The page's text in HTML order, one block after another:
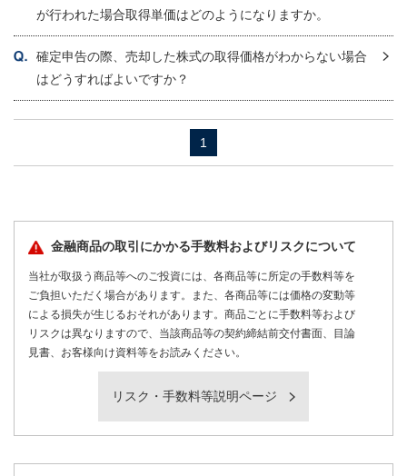
が行われた場合取得単価はどのようになりますか。
確定申告の際、売却した株式の取得価格がわからない場合
はどうすればよいですか？
1
金融商品の取引にかかる手数料およびリスクについて
当社が取扱う商品等へのご投資には、各商品等に所定の手数料等を
ご負担いただく場合があります。また、各商品等には価格の変動等
による損失が生じるおそれがあります。商品ごとに手数料等および
リスクは異なりますので、当該商品等の契約締結前交付書面、目論
見書、お客様向け資料等をお読みください。
リスク・手数料等説明ページ